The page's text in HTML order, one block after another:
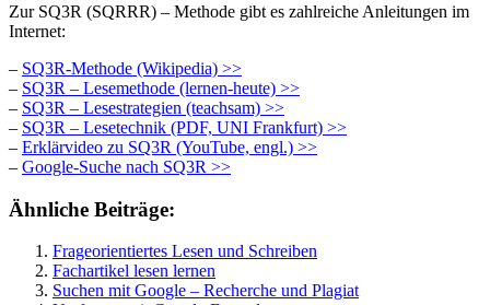
Zur SQ3R (SQRRR) – Methode gibt es zahlreiche Anleitungen im
Internet:
– SQ3R-Methode (Wikipedia) >>
– SQ3R – Lesemethode (lernen-heute) >>
– SQ3R – Lesestrategien (teachsam) >>
– SQ3R – Lesetechnik (PDF, UNI Frankfurt) >>
– Erklärvideo zu SQ3R (YouTube, engl.) >>
– Google-Suche nach SQ3R >>
Ähnliche Beiträge:
Frageorientiertes Lesen und Schreiben
Fachartikel lesen lernen
Suchen mit Google – Recherche und Plagiat